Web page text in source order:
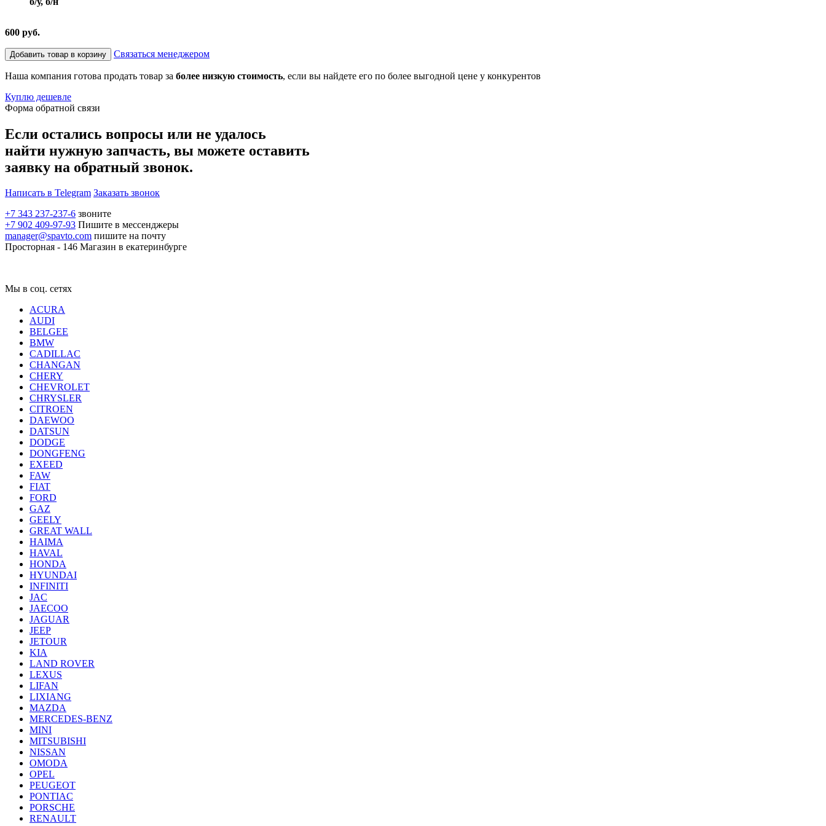
600 руб.
Добавить товар в корзину Связаться менеджером
Наша компания готова продать товар за более низкую стоимость, если вы найдете его по более выгодной цене у конкурентов
Куплю дешевле
Форма обратной связи
Если остались вопросы или не удалось
найти нужную запчасть, вы можете оставить
заявку на обратный звонок.
Написать в Telegram Заказать звонок
+7 343 237-237-6 звоните
+7 902 409-97-93 Пишите в мессенджеры
manager@spavto.com пишите на почту
Просторная - 146 Магазин в екатеринбурге
Мы в соц. сетях
ACURA
AUDI
BELGEE
BMW
CADILLAC
CHANGAN
CHERY
CHEVROLET
CHRYSLER
CITROEN
DAEWOO
DATSUN
DODGE
DONGFENG
EXEED
FAW
FIAT
FORD
GAZ
GEELY
GREAT WALL
HAIMA
HAVAL
HONDA
HYUNDAI
INFINITI
JAC
JAECOO
JAGUAR
JEEP
JETOUR
KIA
LAND ROVER
LEXUS
LIFAN
LIXIANG
MAZDA
MERCEDES-BENZ
MINI
MITSUBISHI
NISSAN
OMODA
OPEL
PEUGEOT
PONTIAC
PORSCHE
RENAULT